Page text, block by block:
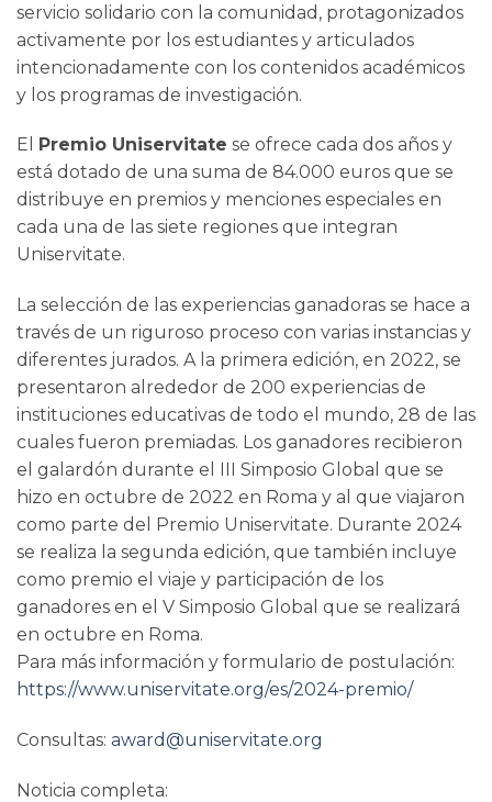
servicio solidario con la comunidad, protagonizados
activamente por los estudiantes y articulados
intencionadamente con los contenidos académicos
y los programas de investigación.
El Premio Uniservitate se ofrece cada dos años y
está dotado de una suma de 84.000 euros que se
distribuye en premios y menciones especiales en
cada una de las siete regiones que integran
Uniservitate.
La selección de las experiencias ganadoras se hace a
través de un riguroso proceso con varias instancias y
diferentes jurados. A la primera edición, en 2022, se
presentaron alrededor de 200 experiencias de
instituciones educativas de todo el mundo, 28 de las
cuales fueron premiadas. Los ganadores recibieron
el galardón durante el III Simposio Global que se
hizo en octubre de 2022 en Roma y al que viajaron
como parte del Premio Uniservitate. Durante 2024
se realiza la segunda edición, que también incluye
como premio el viaje y participación de los
ganadores en el V Simposio Global que se realizará
en octubre en Roma.
Para más información y formulario de postulación:
https://www.uniservitate.org/es/2024-premio/
Consultas: award@uniservitate.org
Noticia completa: